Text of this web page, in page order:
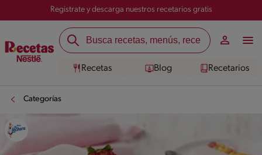
Registrate y descarga nuestros recetarios gratis
Recetas Blog Recetarios
Categorías